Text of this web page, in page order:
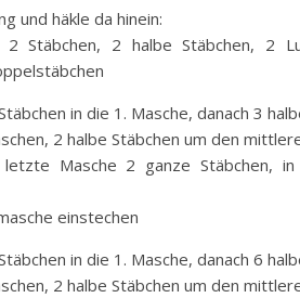
und häkle da hinein:
Stäbchen, 2 halbe Stäbchen, 2
in die 1. Masche, danach 3
2 halbe Stäbchen um den
Masche 2 ganze Stäbchen, in
einstechen
in die 1. Masche, danach 6
2 halbe Stäbchen um den